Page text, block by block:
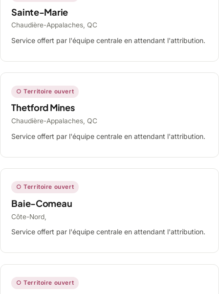
Sainte-Marie
Chaudière-Appalaches, QC
Service offert par l'équipe centrale en attendant l'attribution.
○ Territoire ouvert
Thetford Mines
Chaudière-Appalaches, QC
Service offert par l'équipe centrale en attendant l'attribution.
○ Territoire ouvert
Baie-Comeau
Côte-Nord,
Service offert par l'équipe centrale en attendant l'attribution.
○ Territoire ouvert